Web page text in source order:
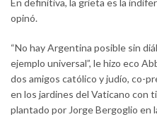
En definitiva, la grieta es la
opinó.
“No hay Argentina posible sin
ejemplo universal”, le hizo eco
dos amigos católico y judío, co-
en los jardines del Vaticano con
plantado por Jorge Bergoglio en